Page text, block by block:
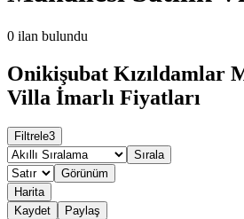
0 ilan bulundu
Onikişubat Kızıldamlar
Villa İmarlı Fiyatları
Filtrele3
Sırala
Görünüm
Harita
Kaydet
Paylaş